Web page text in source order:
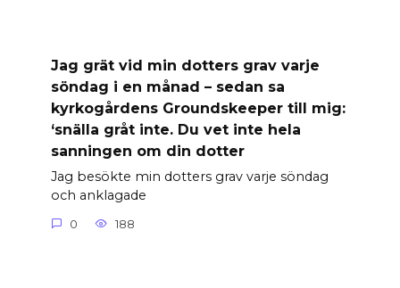
Jag grät vid min dotters grav varje
söndag i en månad – sedan sa
kyrkogårdens Groundskeeper till mig:
‘snälla gråt inte. Du vet inte hela
sanningen om din dotter
Jag besökte min dotters grav varje söndag
och anklagade
0 188